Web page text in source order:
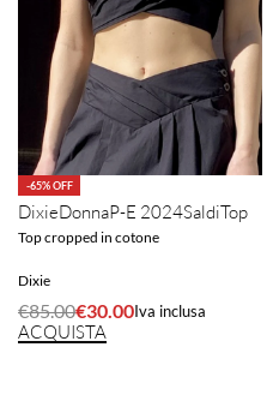
-65% OFF
DixieDonnaP-E 2024SaldiTop
Top cropped in cotone
Dixie
€85.00€30.00Iva inclusa
ACQUISTA